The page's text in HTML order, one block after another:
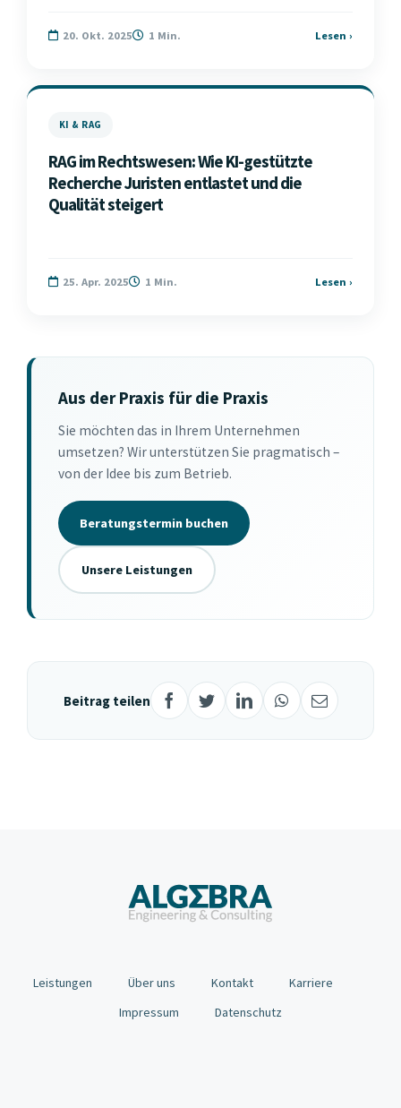
20. Okt. 2025 1 Min. Lesen ›
KI & RAG
RAG im Rechtswesen: Wie KI-gestützte
Recherche Juristen entlastet und die
Qualität steigert
25. Apr. 2025 1 Min. Lesen ›
Aus der Praxis für die Praxis
Sie möchten das in Ihrem Unternehmen
umsetzen? Wir unterstützen Sie pragmatisch –
von der Idee bis zum Betrieb.
Beratungstermin buchen
Unsere Leistungen
FacebookTwitterLinkedInWhatsApp
E-
Mail
Leistungen Über uns Kontakt
Karriere
Impressum
Datenschutz